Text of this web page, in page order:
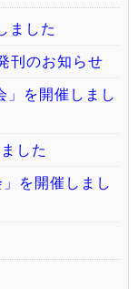
ました
刊のお知らせ
を開催しまし
した
を開催しまし